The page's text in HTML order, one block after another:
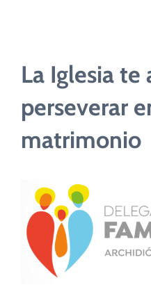
La Iglesia te
perseverar
matrimonio